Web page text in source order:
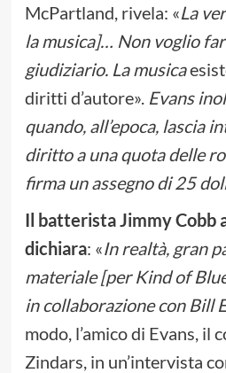
McPartland, rivela: «La
la musica]… Non voglio
giudiziario. La musica
diritti d’autore». Evans
quando, all’epoca, lascia
diritto a una quota delle
firma un assegno di 25
Il batterista Jimmy Cobb
dichiara: «In realtà, gran
materiale [per Kind of
in collaborazione con Bill
modo, l’amico di Evans, il
Zindars, in un’intervista